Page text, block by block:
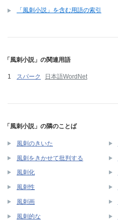
「風刺小説」を含む用語の索引
「風刺小説」の関連用語
スパーク 日本語WordNet
「風刺小説」の隣のことば
風刺のきいた
風刺をきかせて批判する
風刺化
風刺性
風刺画
風刺的な